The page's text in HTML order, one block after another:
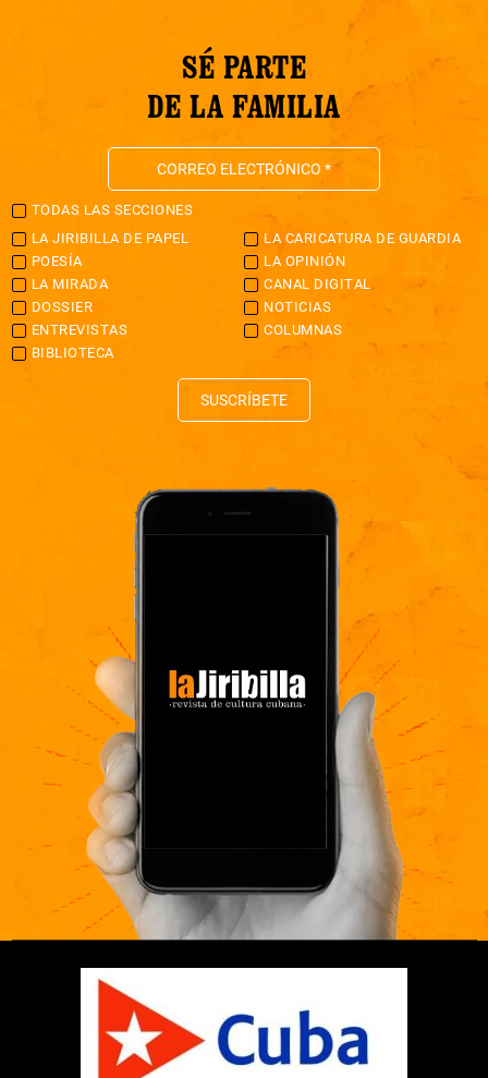
SÉ PARTE
DE LA FAMILIA
TODAS LAS SECCIONES
LA JIRIBILLA DE PAPEL
LA CARICATURA DE GUARDIA
POESÍA
LA OPINIÓN
LA MIRADA
CANAL DIGITAL
DOSSIER
NOTICIAS
ENTREVISTAS
COLUMNAS
BIBLIOTECA
SUSCRÍBETE